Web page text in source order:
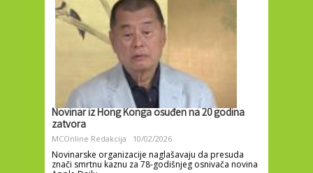
Novinar iz Hong Konga osuđen na 20 godina
zatvora
MCOnline Redakcija 10/02/2026
Novinarske organizacije naglašavaju da presuda
znači smrtnu kaznu za 78-godišnjeg osnivača novina